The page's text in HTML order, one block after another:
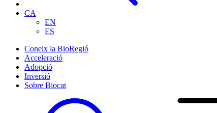
CA
EN
ES
Coneix la BioRegió
Acceleració
Adopció
Inversió
Sobre Biocat